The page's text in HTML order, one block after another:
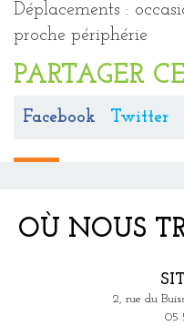
Déplacements :
proche périphérie
PARTAGER
Facebook Twitter
OÙ NOUS
2, rue du
05